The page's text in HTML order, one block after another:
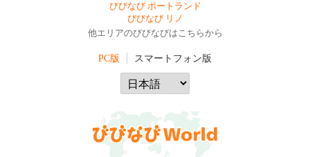
びびなび ポートランド
びびなび リノ
他エリアのびびなびはこちらから
PC版 スマートフォン版